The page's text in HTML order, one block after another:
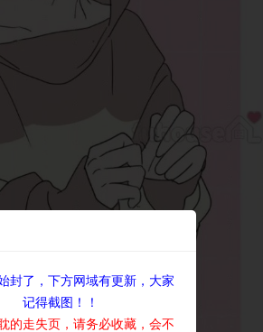
封了，下方网域有更新，大家
记得截图！！
的走失页，请务必收藏，会不